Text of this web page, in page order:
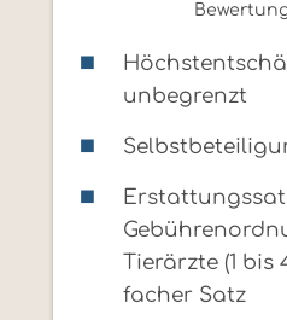
unbegrenzt
Tierärzte (1
facher Satz